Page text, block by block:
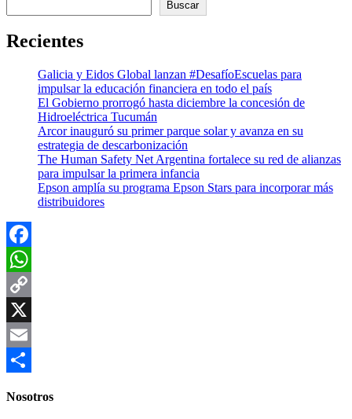
Buscar
Recientes
Galicia y Eidos Global lanzan #DesafíoEscuelas para
impulsar la educación financiera en todo el país
El Gobierno prorrogó hasta diciembre la concesión de
Hidroeléctrica Tucumán
Arcor inauguró su primer parque solar y avanza en su
estrategia de descarbonización
The Human Safety Net Argentina fortalece su red de alianzas
para impulsar la primera infancia
Epson amplía su programa Epson Stars para incorporar más
distribuidores
Facebook
WhatsApp
Copy
Link
X
Email
Nosotros